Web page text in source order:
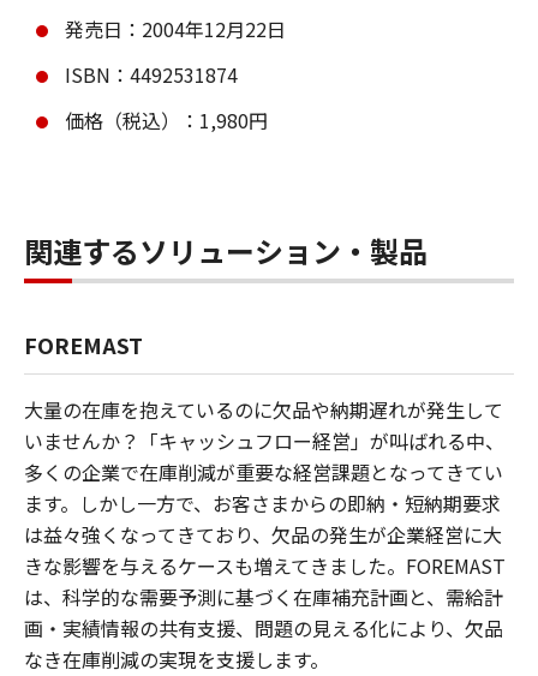
発売日：2004年12月22日
ISBN：4492531874
価格（税込）：1,980円
関連するソリューション・製品
FOREMAST
大量の在庫を抱えているのに欠品や納期遅れが発生して
いませんか？「キャッシュフロー経営」が叫ばれる中、
多くの企業で在庫削減が重要な経営課題となってきてい
ます。しかし一方で、お客さまからの即納・短納期要求
は益々強くなってきており、欠品の発生が企業経営に大
きな影響を与えるケースも増えてきました。FOREMAST
は、科学的な需要予測に基づく在庫補充計画と、需給計
画・実績情報の共有支援、問題の見える化により、欠品
なき在庫削減の実現を支援します。